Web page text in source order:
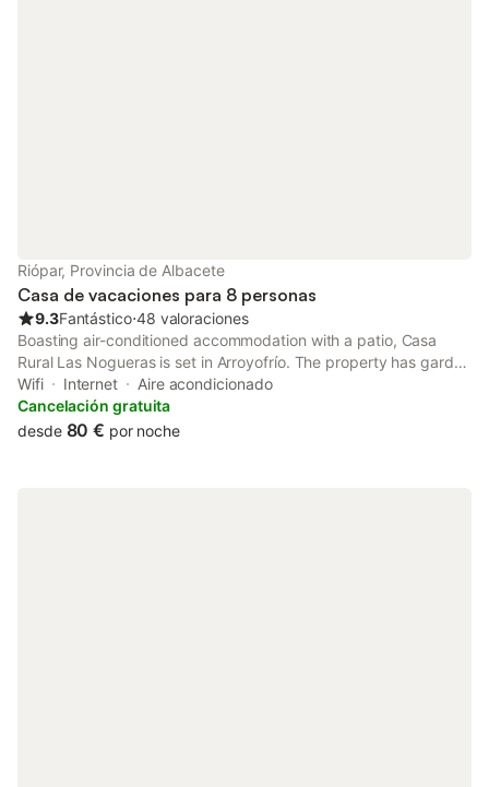
Riópar, Provincia de Albacete
Casa de vacaciones para 8 personas
9.3Fantástico⋅48 valoraciones
Boasting air-conditioned accommodation with a patio, Casa
Rural Las Nogueras is set in Arroyofrío. The property has garden
and city views.
Wifi Internet
Aire acondicionado
Cancelación gratuita
desde 80 € por noche